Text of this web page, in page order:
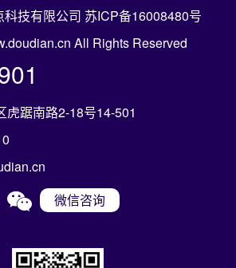
技有限公司 苏ICP备16008480号
All Rights Reserved
踞南路2-18号14-501
微信咨询